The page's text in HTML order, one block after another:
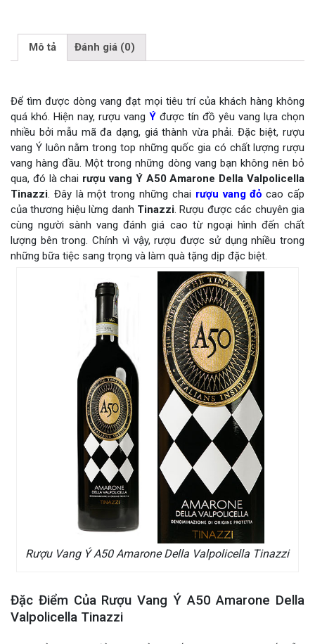
Mô tả Đánh giá (0)
Để tìm được dòng vang đạt mọi tiêu trí của khách hàng không
quá khó. Hiện nay, rượu vang Ý được tín đồ yêu vang lựa chọn
nhiều bởi mẫu mã đa dạng, giá thành vừa phải. Đặc biệt, rượu
vang Ý luôn nằm trong top những quốc gia có chất lượng rượu
vang hàng đầu. Một trong những dòng vang bạn không nên bỏ
qua, đó là chai rượu vang Ý A50 Amarone Della Valpolicella
Tinazzi. Đây là một trong những chai rượu vang đỏ cao cấp
của thương hiệu lừng danh Tinazzi. Rượu được các chuyên gia
cùng người sành vang đánh giá cao từ ngoại hình đến chất
lượng bên trong. Chính vì vậy, rượu được sử dụng nhiều trong
những bữa tiệc sang trọng và làm quà tặng dịp đặc biệt.
Rượu Vang Ý A50 Amarone Della Valpolicella Tinazzi
Đặc Điểm Của Rượu Vang Ý A50 Amarone Della
Valpolicella Tinazzi